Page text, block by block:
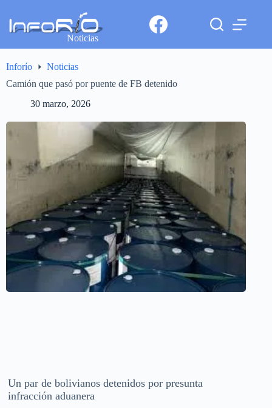
Noticias
Inforío
Noticias
Camión que pasó por puente de FB detenido
30 marzo, 2026
Un par de bolivianos detenidos por presunta
infracción aduanera